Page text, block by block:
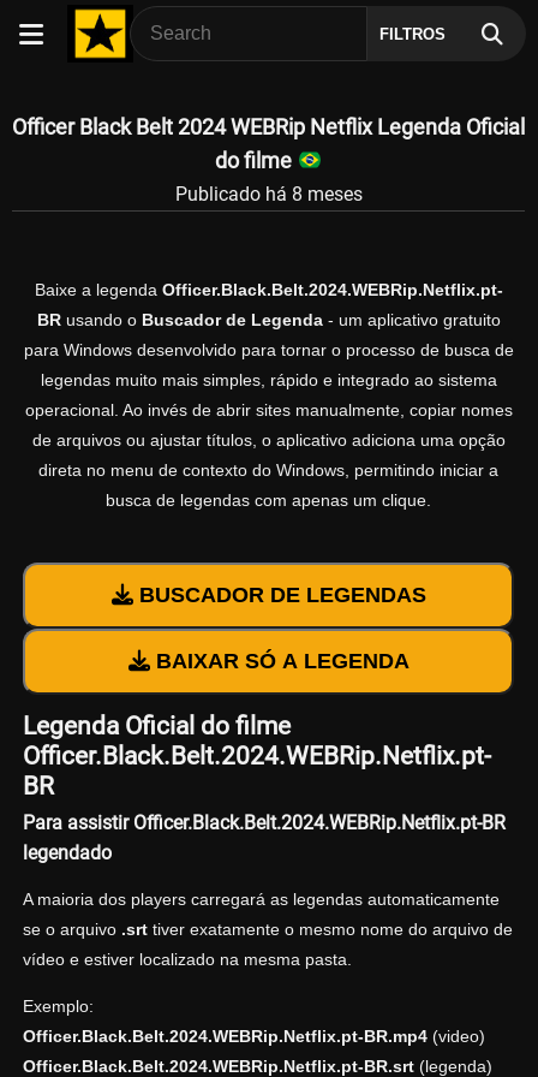
FILTROS
Officer Black Belt 2024 WEBRip Netflix Legenda Oficial
do filme
Publicado há 8 meses
Baixe a legenda Officer.Black.Belt.2024.WEBRip.Netflix.pt-
BRusando o Buscador de Legenda- um aplicativo gratuito
para Windows desenvolvido para tornar o processo de busca de
legendas muito mais simples, rápido e integrado ao sistema
operacional. Ao invés de abrir sites manualmente, copiar nomes
de arquivos ou ajustar títulos, o aplicativo adiciona uma opção
direta no menu de contexto do Windows, permitindo iniciar a
busca de legendas com apenas um clique.
BUSCADOR DE LEGENDAS
BAIXAR SÓ A LEGENDA
Legenda Oficial do filme
Officer.Black.Belt.2024.WEBRip.Netflix.pt-
BR
Para assistir Officer.Black.Belt.2024.WEBRip.Netflix.pt-BR
legendado
A maioria dos players carregará as legendas automaticamente
se o arquivo .srttiver exatamente o mesmo nome do arquivo de
vídeo e estiver localizado na mesma pasta.
Exemplo:
Officer.Black.Belt.2024.WEBRip.Netflix.pt-BR.mp4(video)
Officer.Black.Belt.2024.WEBRip.Netflix.pt-BR.srt(legenda)